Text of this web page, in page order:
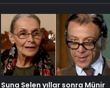
Suna Selen yıllar sonra Münir